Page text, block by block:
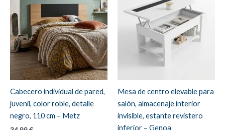
Cabecero individual de pared,
juvenil, color roble, detalle
negro, 110 cm – Metz
Mesa de centro elevable para
salón, almacenaje interior
invisible, estante revistero
inferior – Genoa